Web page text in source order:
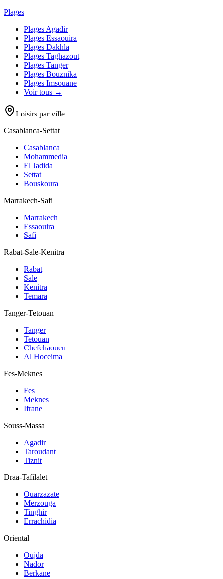
Plages
Plages Agadir
Plages Essaouira
Plages Dakhla
Plages Taghazout
Plages Tanger
Plages Bouznika
Plages Imsouane
Voir tous →
Loisirs par ville
Casablanca-Settat
Casablanca
Mohammedia
El Jadida
Settat
Bouskoura
Marrakech-Safi
Marrakech
Essaouira
Safi
Rabat-Sale-Kenitra
Rabat
Sale
Kenitra
Temara
Tanger-Tetouan
Tanger
Tetouan
Chefchaouen
Al Hoceima
Fes-Meknes
Fes
Meknes
Ifrane
Souss-Massa
Agadir
Taroudant
Tiznit
Draa-Tafilalet
Ouarzazate
Merzouga
Tinghir
Errachidia
Oriental
Oujda
Nador
Berkane